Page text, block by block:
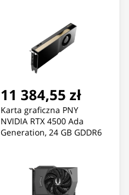
ATX bracket, Retail, 1x
mDP to DP adapter
11 384,55 zł
Karta graficzna PNY
NVIDIA RTX 4500 Ada
Generation, 24 GB GDDR6
ATX bracket, 1x 16-pin
power supply cable, 1x
DisplayPort to HDMI 2.0,